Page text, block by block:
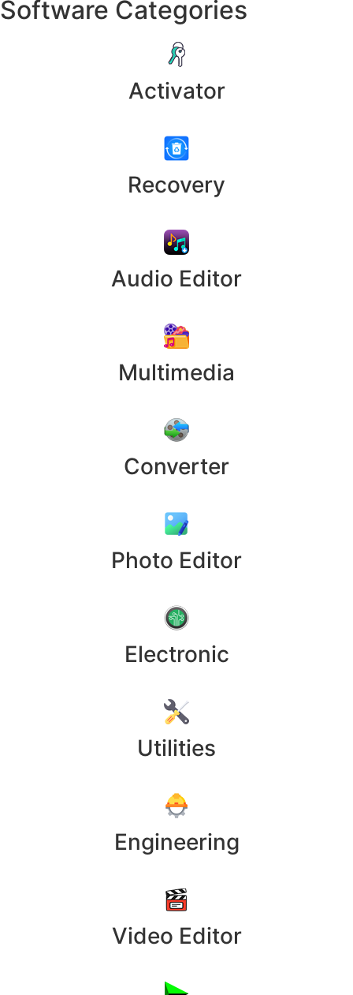
Software Categories
Activator
Recovery
Audio Editor
Multimedia
Converter
Photo Editor
Electronic
Utilities
Engineering
Video Editor